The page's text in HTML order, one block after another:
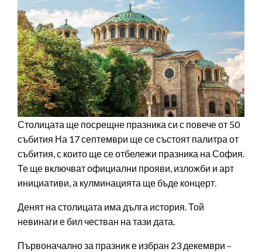
Столицата ще посрещне празника си с повече от 50
събития На 17 септември ще се състоят палитра от
събития, с които ще се отбележи празника на София.
Те ще включват официални прояви, изложби и арт
инициативи, а кулминацията ще бъде концерт.
Денят на столицата има дълга история. Той
невинаги е бил честван на тази дата.
Първоначално за празник е избран 23 декември –